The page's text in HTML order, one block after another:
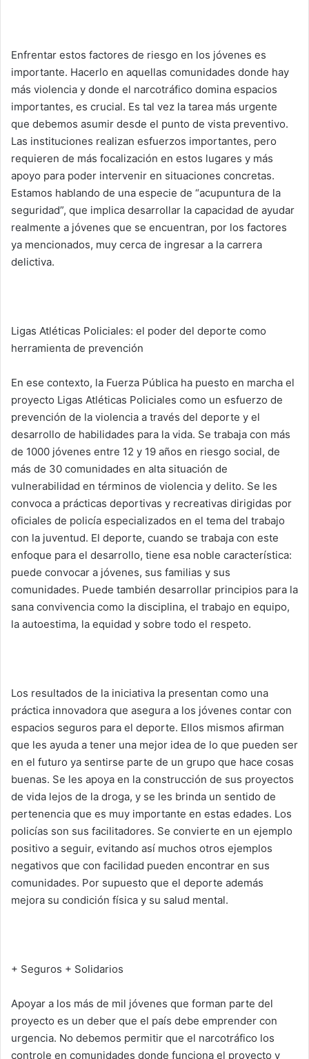
Enfrentar estos factores de riesgo en los jóvenes es
importante. Hacerlo en aquellas comunidades donde hay
más violencia y donde el narcotráfico domina espacios
importantes, es crucial. Es tal vez la tarea más urgente
que debemos asumir desde el punto de vista preventivo.
Las instituciones realizan esfuerzos importantes, pero
requieren de más focalización en estos lugares y más
apoyo para poder intervenir en situaciones concretas.
Estamos hablando de una especie de “acupuntura de la
seguridad”, que implica desarrollar la capacidad de ayudar
realmente a jóvenes que se encuentran, por los factores
ya mencionados, muy cerca de ingresar a la carrera
delictiva.
Ligas Atléticas Policiales: el poder del deporte como
herramienta de prevención
En ese contexto, la Fuerza Pública ha puesto en marcha el
proyecto Ligas Atléticas Policiales como un esfuerzo de
prevención de la violencia a través del deporte y el
desarrollo de habilidades para la vida. Se trabaja con más
de 1000 jóvenes entre 12 y 19 años en riesgo social, de
más de 30 comunidades en alta situación de
vulnerabilidad en términos de violencia y delito. Se les
convoca a prácticas deportivas y recreativas dirigidas por
oficiales de policía especializados en el tema del trabajo
con la juventud. El deporte, cuando se trabaja con este
enfoque para el desarrollo, tiene esa noble característica:
puede convocar a jóvenes, sus familias y sus
comunidades. Puede también desarrollar principios para la
sana convivencia como la disciplina, el trabajo en equipo,
la autoestima, la equidad y sobre todo el respeto.
Los resultados de la iniciativa la presentan como una
práctica innovadora que asegura a los jóvenes contar con
espacios seguros para el deporte. Ellos mismos afirman
que les ayuda a tener una mejor idea de lo que pueden ser
en el futuro ya sentirse parte de un grupo que hace cosas
buenas. Se les apoya en la construcción de sus proyectos
de vida lejos de la droga, y se les brinda un sentido de
pertenencia que es muy importante en estas edades. Los
policías son sus facilitadores. Se convierte en un ejemplo
positivo a seguir, evitando así muchos otros ejemplos
negativos que con facilidad pueden encontrar en sus
comunidades. Por supuesto que el deporte además
mejora su condición física y su salud mental.
+ Seguros + Solidarios
Apoyar a los más de mil jóvenes que forman parte del
proyecto es un deber que el país debe emprender con
urgencia. No debemos permitir que el narcotráfico los
controle en comunidades donde funciona el proyecto y